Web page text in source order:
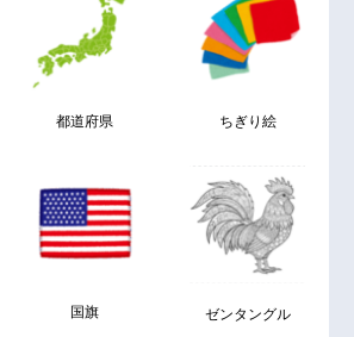
都道府県 ちぎり絵
国旗 ゼンタングル